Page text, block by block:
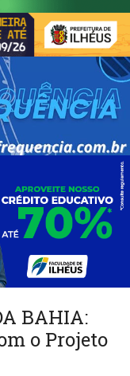
BAHIA:
o Projeto